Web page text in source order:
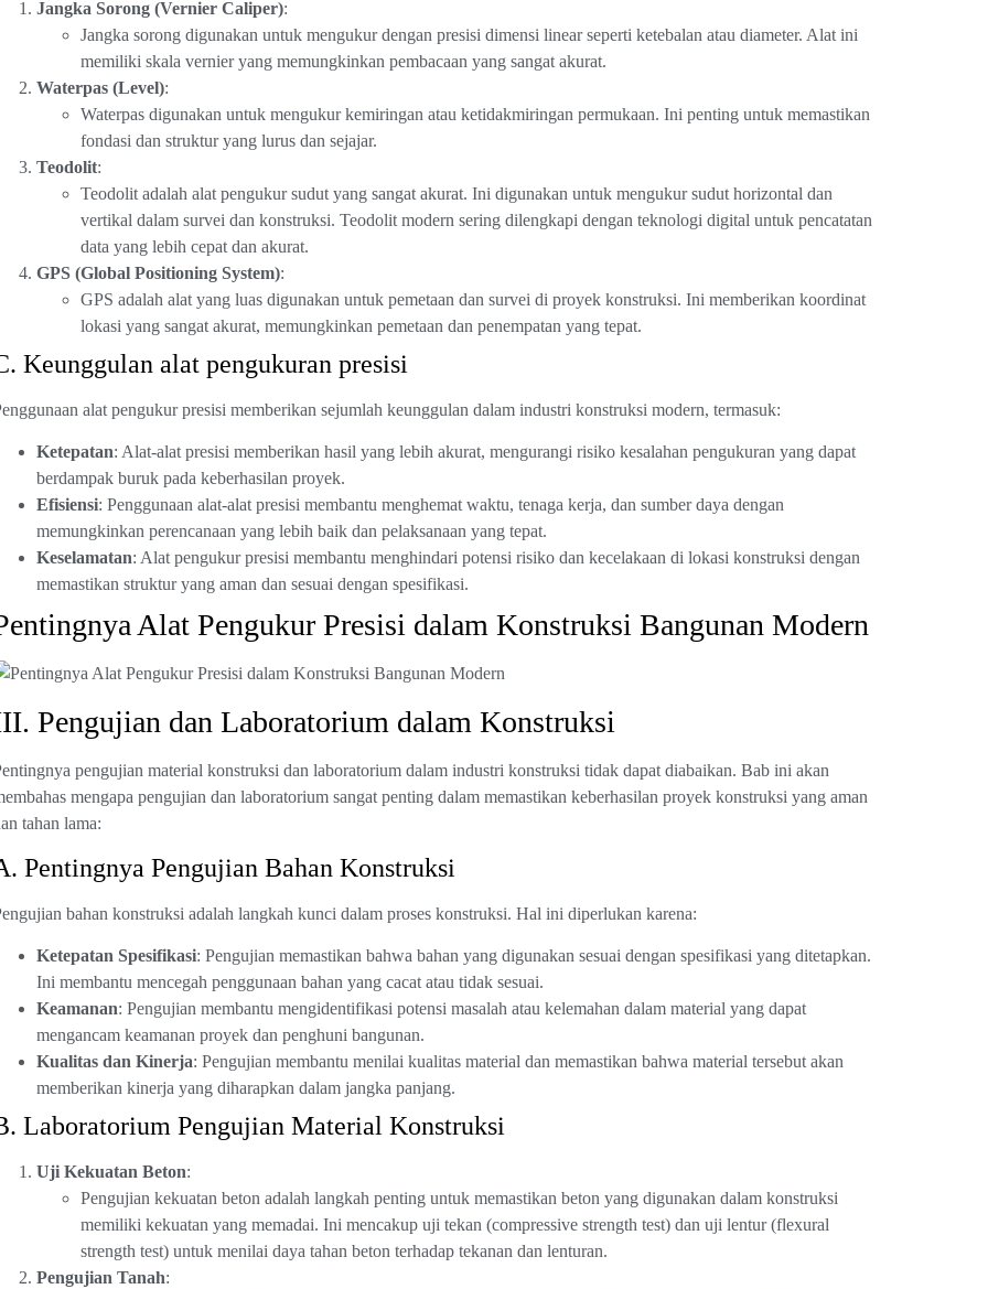
Jangka Sorong (Vernier Caliper):
Jangka sorong digunakan untuk mengukur dengan presisi dimensi linear seperti ketebalan atau diameter. Alat ini
memiliki skala vernier yang memungkinkan pembacaan yang sangat akurat.
Waterpas (Level):
Waterpas digunakan untuk mengukur kemiringan atau ketidakmiringan permukaan. Ini penting untuk memastikan
fondasi dan struktur yang lurus dan sejajar.
Teodolit:
Teodolit adalah alat pengukur sudut yang sangat akurat. Ini digunakan untuk mengukur sudut horizontal dan
vertikal dalam survei dan konstruksi. Teodolit modern sering dilengkapi dengan teknologi digital untuk pencatatan
data yang lebih cepat dan akurat.
GPS (Global Positioning System):
GPS adalah alat yang luas digunakan untuk pemetaan dan survei di proyek konstruksi. Ini memberikan koordinat
lokasi yang sangat akurat, memungkinkan pemetaan dan penempatan yang tepat.
Keunggulan alat pengukuran presisi
alat pengukur presisi memberikan sejumlah keunggulan dalam industri konstruksi modern, termasuk:
Ketepatan: Alat-alat presisi memberikan hasil yang lebih akurat, mengurangi risiko kesalahan pengukuran yang dapat
berdampak buruk pada keberhasilan proyek.
Efisiensi: Penggunaan alat-alat presisi membantu menghemat waktu, tenaga kerja, dan sumber daya dengan
memungkinkan perencanaan yang lebih baik dan pelaksanaan yang tepat.
Keselamatan: Alat pengukur presisi membantu menghindari potensi risiko dan kecelakaan di lokasi konstruksi dengan
memastikan struktur yang aman dan sesuai dengan spesifikasi.
Alat Pengukur Presisi dalam Konstruksi Bangunan Modern
Pengujian dan Laboratorium dalam Konstruksi
pengujian material konstruksi dan laboratorium dalam industri konstruksi tidak dapat diabaikan. Bab ini akan
mengapa pengujian dan laboratorium sangat penting dalam memastikan keberhasilan proyek konstruksi yang aman
tahan lama:
Pentingnya Pengujian Bahan Konstruksi
bahan konstruksi adalah langkah kunci dalam proses konstruksi. Hal ini diperlukan karena:
Ketepatan Spesifikasi: Pengujian memastikan bahwa bahan yang digunakan sesuai dengan spesifikasi yang ditetapkan.
Ini membantu mencegah penggunaan bahan yang cacat atau tidak sesuai.
Keamanan: Pengujian membantu mengidentifikasi potensi masalah atau kelemahan dalam material yang dapat
mengancam keamanan proyek dan penghuni bangunan.
Kualitas dan Kinerja: Pengujian membantu menilai kualitas material dan memastikan bahwa material tersebut akan
memberikan kinerja yang diharapkan dalam jangka panjang.
Laboratorium Pengujian Material Konstruksi
Uji Kekuatan Beton:
Pengujian kekuatan beton adalah langkah penting untuk memastikan beton yang digunakan dalam konstruksi
memiliki kekuatan yang memadai. Ini mencakup uji tekan (compressive strength test) dan uji lentur (flexural
strength test) untuk menilai daya tahan beton terhadap tekanan dan lenturan.
Pengujian Tanah: